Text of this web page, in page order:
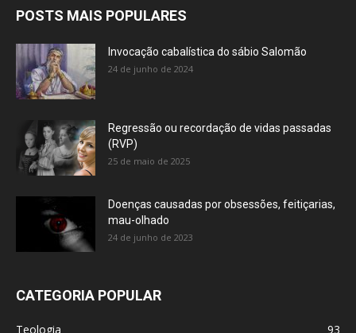
POSTS MAIS POPULARES
Invocação cabalística do sábio Salomão
24 de junho de 2024
Regressão ou recordação de vidas passadas
(RVP)
25 de maio de 2025
Doenças causadas por obsessões, feitiçarias,
mau-olhado
24 de junho de 2023
CATEGORIA POPULAR
Teologia
93